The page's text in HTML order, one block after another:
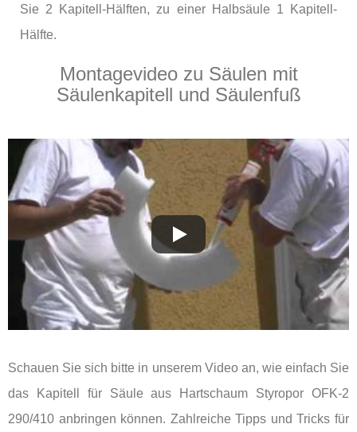
Sie 2 Kapitell-Hälften, zu einer Halbsäule 1 Kapitell-
Hälfte.
Montagevideo zu Säulen mit
Säulenkapitell und Säulenfuß
Schauen Sie sich bitte in unserem Video an, wie einfach Sie
das Kapitell für Säule aus Hartschaum Styropor OFK-2
290/410 anbringen können. Zahlreiche Tipps und Tricks für